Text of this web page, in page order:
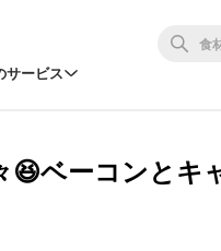
サービス
😆ベーコンとキ